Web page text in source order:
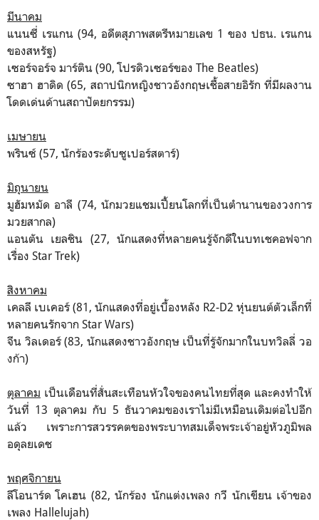
มีนาคม
แนนซี่ เรแกน (94, อดีตสุภาพสตรีหมายเลข 1 ของ ปธน. เรแกน
ของสหรัฐ)
เซอร์จอร์จ มาร์ติน (90, โปรดิวเซอร์ของ The Beatles)
ซาฮา ฮาดิด (65, สถาปนิกหญิงชาวอังกฤษเชื้อสายอิรัก ที่มีผลงาน
โดดเด่นด้านสถาปัตยกรรม)
เมษายน
พรินซ์ (57, นักร้องระดับซูเปอร์สตาร์)
มิถุนายน
มูฮัมหมัด อาลี (74, นักมวยแชมเปี้ยนโลกที่เป็นตำนานของวงการ
มวยสากล)
แอนตัน เยลชิน (27, นักแสดงที่หลายคนรู้จักดีในบทเชคอฟจาก
เรื่อง Star Trek)
สิงหาคม
เคลลี เบเคอร์ (81, นักแสดงที่อยู่เบื้องหลัง R2-D2 หุ่นยนต์ตัวเล็กที่
หลายคนรักจาก Star Wars)
จีน วิลเดอร์ (83, นักแสดงชาวอังกฤษ เป็นที่รู้จักมากในบทวิลลี่ วอ
งก้า)
ตุลาคม เป็นเดือนที่สั่นสะเทือนหัวใจของคนไทยที่สุด และคงทำให้
วันที่ 13 ตุลาคม กับ 5 ธันวาคมของเราไม่มีเหมือนเดิมต่อไปอีก
แล้ว เพราะการสวรรคตของพระบาทสมเด็จพระเจ้าอยู่หัวภูมิพล
อดุลยเดช
พฤศจิกายน
ลีโอนาร์ด โคเฮน (82, นักร้อง นักแต่งเพลง กวี นักเขียน เจ้าของ
เพลง Hallelujah)